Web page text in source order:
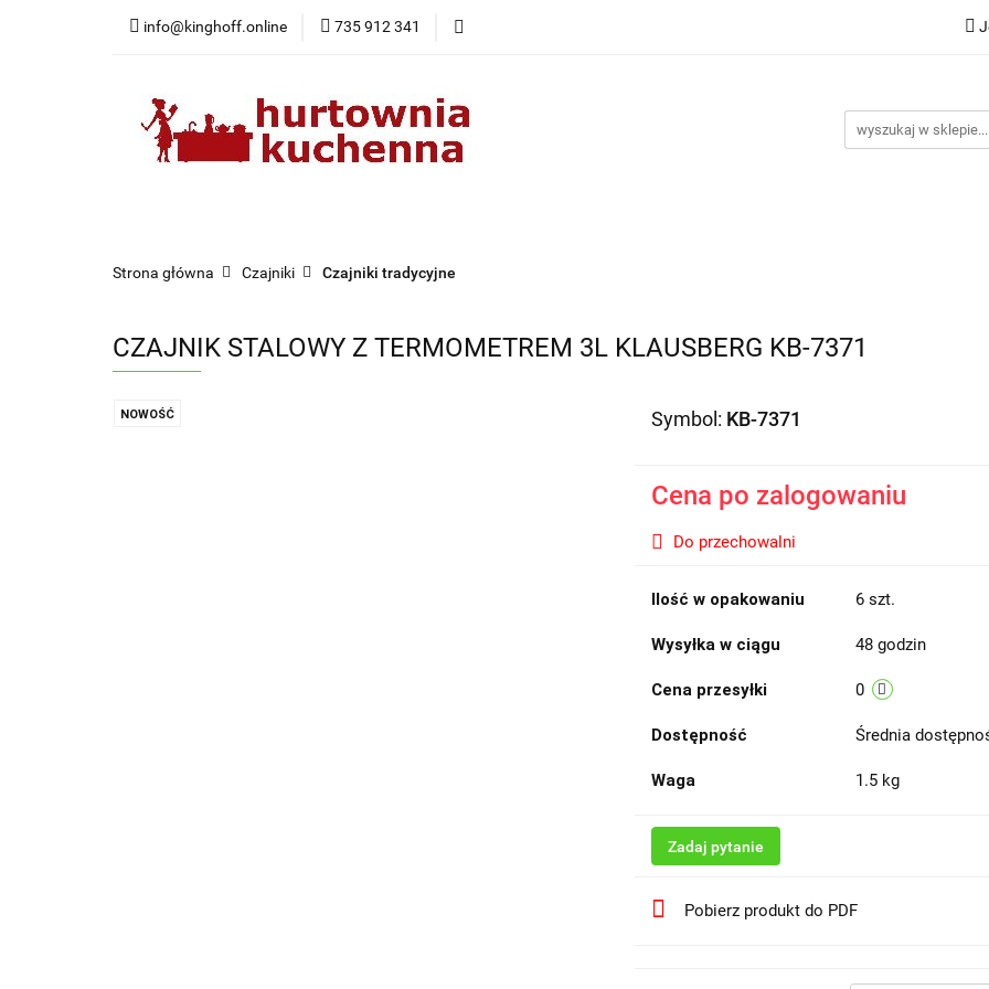
info@kinghoff.online 735 912 341
Kategorie
Strona główna Czajniki Czajniki tradycyjne
CZAJNIK STALOWY Z TERMOMETREM 3L KLAUSBERG KB-7371
NOWOŚĆ Symbol: KB-7371
Cena po zalogowaniu
Do przechowalni
Ilość w opakowaniu 6 szt.
Wysyłka w ciągu 48 godzin
Cena przesyłki 0
Dostępność Średnia
Waga 1.5 kg
Zadaj pytanie
Pobierz produkt do PDF